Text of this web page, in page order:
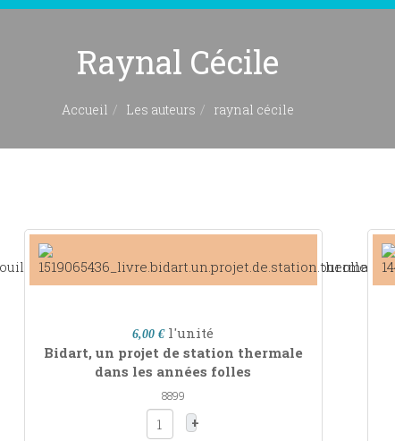
Raynal Cécile
Accueil Les auteurs raynal cécile
6,00 € l'unité
Bidart, un projet de station thermale
dans les années folles
8899
+